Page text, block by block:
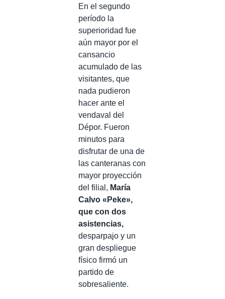
En el segundo
período la
superioridad fue
aún mayor por el
cansancio
acumulado de las
visitantes, que
nada pudieron
hacer ante el
vendaval del
Dépor. Fueron
minutos para
disfrutar de una de
las canteranas con
mayor proyección
del filial, María
Calvo «Peke»,
que con dos
asistencias,
desparpajo y un
gran despliegue
físico firmó un
partido de
sobresaliente.